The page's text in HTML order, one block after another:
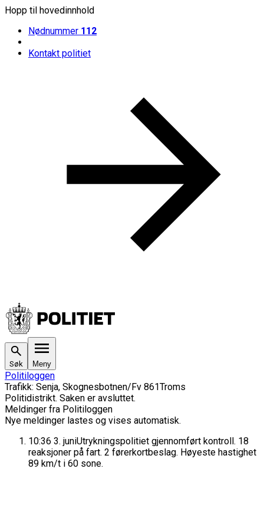
Hopp til hovedinnhold
Nødnummer 112
Kontakt politiet
Søk Meny
Politiloggen
Trafikk: Senja, Skognesbotnen/Fv 861Troms
Politidistrikt. Saken er avsluttet.
Meldinger fra Politiloggen
Nye meldinger lastes og vises automatisk.
10:36 3. juniUtrykningspolitiet gjennomført kontroll. 18
reaksjoner på fart. 2 førerkortbeslag. Høyeste hastighet
89 km/t i 60 sone.